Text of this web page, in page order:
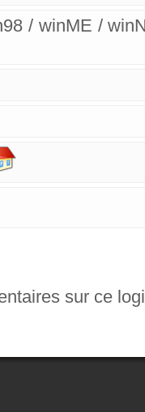
/ winME /
sur ce